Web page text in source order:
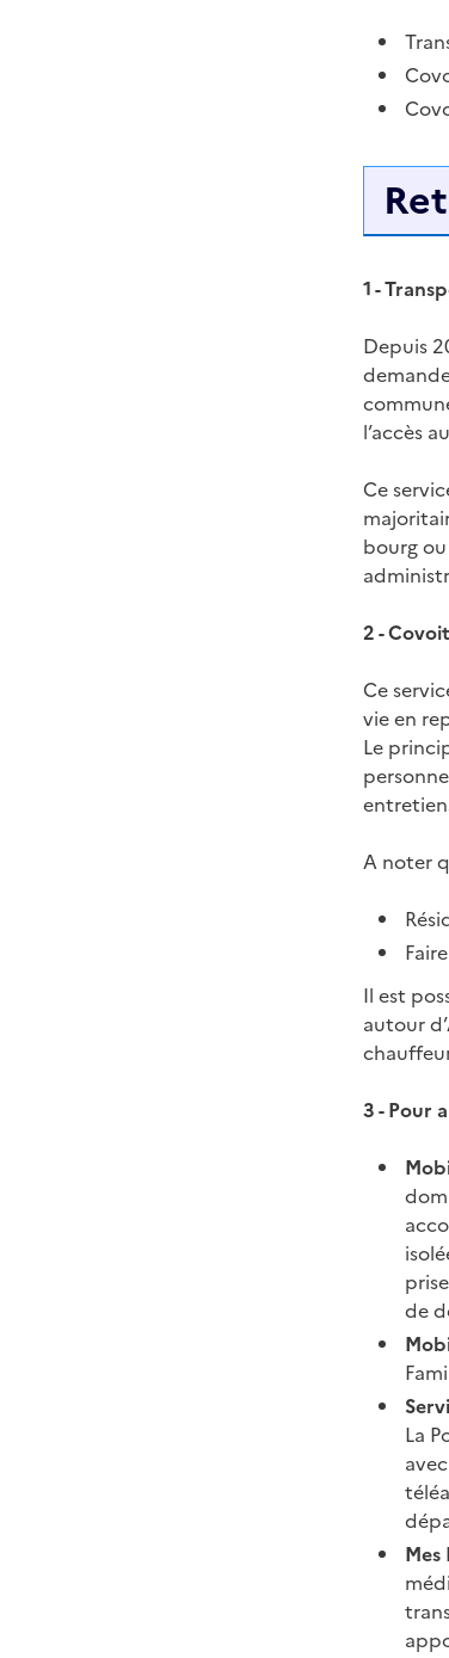
1 -
Depuis
l’accès
Ce
bourg
2 -
Ce
vie en
Le
A noter
Il est
autour
3 - Pour
de
La